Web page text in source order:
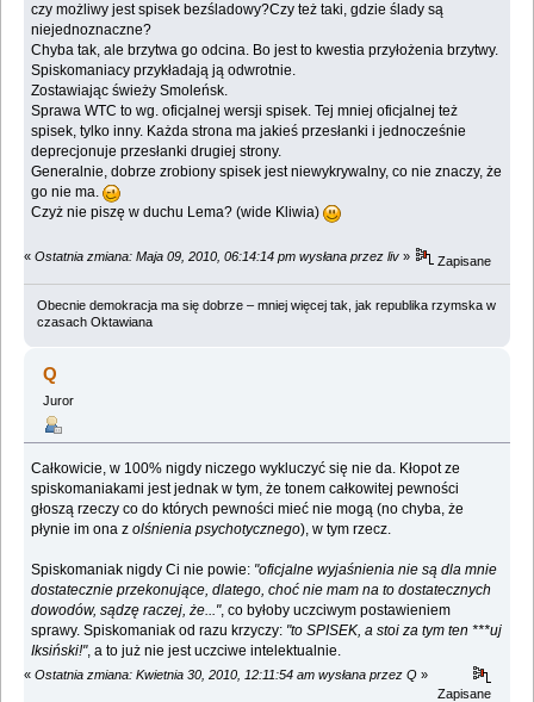
czy możliwy jest spisek bezśladowy?Czy też taki, gdzie ślady są
niejednoznaczne?
Chyba tak, ale brzytwa go odcina. Bo jest to kwestia przyłożenia brzytwy.
Spiskomaniacy przykładają ją odwrotnie.
Zostawiając świeży Smoleńsk.
Sprawa WTC to wg. oficjalnej wersji spisek. Tej mniej oficjalnej też
spisek, tylko inny. Każda strona ma jakieś przesłanki i jednocześnie
deprecjonuje przesłanki drugiej strony.
Generalnie, dobrze zrobiony spisek jest niewykrywalny, co nie znaczy, że
go nie ma.
Czyż nie piszę w duchu Lema? (wide Kliwia)
« Ostatnia zmiana: Maja 09, 2010, 06:14:14 pm wysłana przez liv » Zapisane
Obecnie demokracja ma się dobrze – mniej więcej tak, jak republika rzymska w
czasach Oktawiana
Q
Juror
Całkowicie, w 100% nigdy niczego wykluczyć się nie da. Kłopot ze
spiskomaniakami jest jednak w tym, że tonem całkowitej pewności
głoszą rzeczy co do których pewności mieć nie mogą (no chyba, że
płynie im ona zolśnienia psychotycznego), w tym rzecz.
Spiskomaniak nigdy Ci nie powie: "oficjalne wyjaśnienia nie są dla mnie
dostatecznie przekonujące, dlatego, choć nie mam na to dostatecznych
dowodów, sądzę raczej, że...", co byłoby uczciwym postawieniem
sprawy. Spiskomaniak od razu krzyczy: "to SPISEK, a stoi za tym ten ***uj
Iksiński!", a to już nie jest uczciwe intelektualnie.
« Ostatnia zmiana: Kwietnia 30, 2010, 12:11:54 am wysłana przez Q »
Zapisane